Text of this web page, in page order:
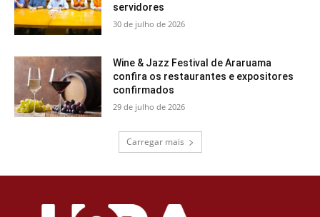
servidores
30 de julho de 2026
Wine & Jazz Festival de Araruama
confira os restaurantes e expositores
confirmados
29 de julho de 2026
Carregar mais